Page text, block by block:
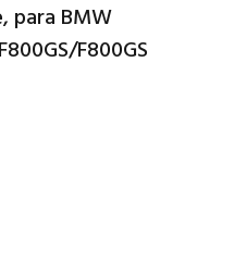
para BMW
F800GS